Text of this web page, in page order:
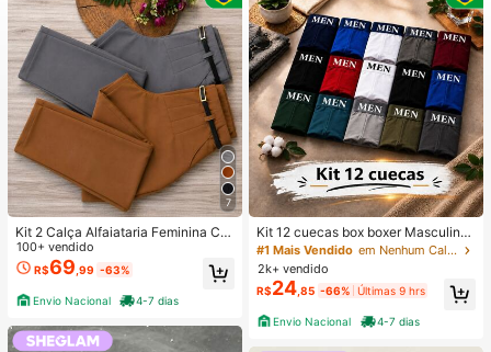
7
Kit 2 Calça Alfaiataria Feminina Co
m Cinto
100+ vendido
R$69 ,99 -63%
Envio Nacional 4-7 dias
Kit 12 cuecas box boxer Masculinas
Premium Microfibra Confort Boxer o
u 4
#1 Mais Vendido
em Nenhum Calções de banho masculinos
2k+ vendido
R$24 ,85 -66% Últimas 9 hrs
Envio Nacional 4-7 dias